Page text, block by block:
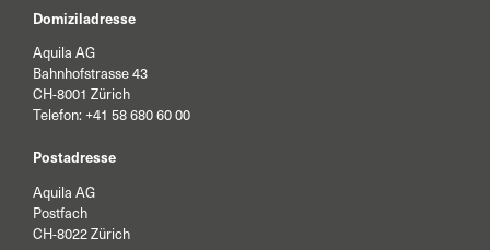
Domiziladresse
Aquila AG
Bahnhofstrasse 43
CH-8001 Zürich
Telefon: +41 58 680 60 00
Postadresse
Aquila AG
Postfach
CH-8022 Zürich